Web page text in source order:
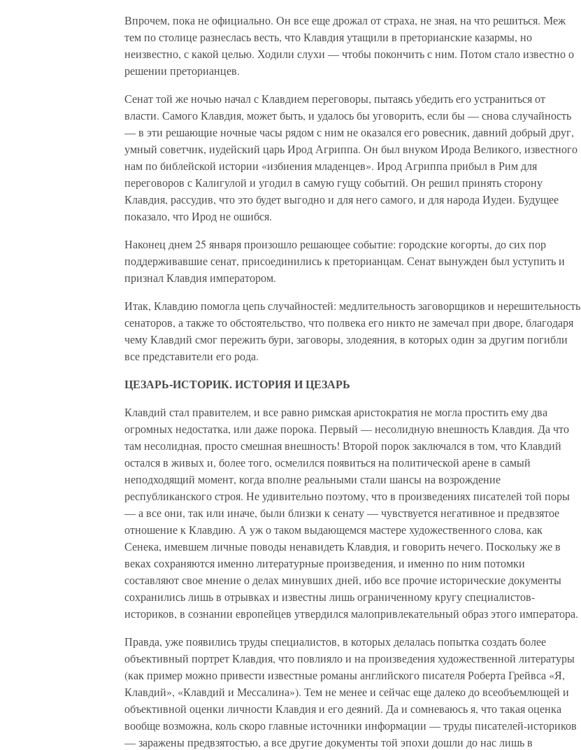
Впрочем, пока не официально. Он все еще дрожал от страха, не зная, на что решиться. Меж
тем по столице разнеслась весть, что Клавдия утащили в преторианские казармы, но
неизвестно, с какой целью. Ходили слухи — чтобы покончить с ним. Потом стало известно о
решении преторианцев.
Сенат той же ночью начал с Клавдием переговоры, пытаясь убедить его устраниться от
власти. Самого Клавдия, может быть, и удалось бы уговорить, если бы — снова случайность
— в эти решающие ночные часы рядом с ним не оказался его ровесник, давний добрый друг,
умный советчик, иудейский царь Ирод Агриппа. Он был внуком Ирода Великого, известного
нам по библейской истории «избиения младенцев». Ирод Агриппа прибыл в Рим для
переговоров с Калигулой и угодил в самую гущу событий. Он решил принять сторону
Клавдия, рассудив, что это будет выгодно и для него самого, и для народа Иудеи. Будущее
показало, что Ирод не ошибся.
Наконец днем 25 января произошло решающее событие: городские когорты, до сих пор
поддерживавшие сенат, присоединились к преторианцам. Сенат вынужден был уступить и
признал Клавдия императором.
Итак, Клавдию помогла цепь случайностей: медлительность заговорщиков и нерешительность
сенаторов, а также то обстоятельство, что полвека его никто не замечал при дворе, благодаря
чему Клавдий смог пережить бури, заговоры, злодеяния, в которых один за другим погибли
все представители его рода.
ЦЕЗАРЬ-ИСТОРИК. ИСТОРИЯ И ЦЕЗАРЬ
Клавдий стал правителем, и все равно римская аристократия не могла простить ему два
огромных недостатка, или даже порока. Первый — несолидную внешность Клавдия. Да что
там несолидная, просто смешная внешность! Второй порок заключался в том, что Клавдий
остался в живых и, более того, осмелился появиться на политической арене в самый
неподходящий момент, когда вполне реальными стали шансы на возрождение
республиканского строя. Не удивительно поэтому, что в произведениях писателей той поры
— а все они, так или иначе, были близки к сенату — чувствуется негативное и предвзятое
отношение к Клавдию. А уж о таком выдающемся мастере художественного слова, как
Сенека, имевшем личные поводы ненавидеть Клавдия, и говорить нечего. Поскольку же в
веках сохраняются именно литературные произведения, и именно по ним потомки
составляют свое мнение о делах минувших дней, ибо все прочие исторические документы
сохранились лишь в отрывках и известны лишь ограниченному кругу специалистов-
историков, в сознании европейцев утвердился малопривлекательный образ этого императора.
Правда, уже появились труды специалистов, в которых делалась попытка создать более
объективный портрет Клавдия, что повлияло и на произведения художественной литературы
(как пример можно привести известные романы английского писателя Роберта Грейвса «Я,
Клавдий», «Клавдий и Мессалина»). Тем не менее и сейчас еще далеко до всеобъемлющей и
объективной оценки личности Клавдия и его деяний. Да и сомневаюсь я, что такая оценка
вообще возможна, коль скоро главные источники информации — труды писателей-историков
— заражены предвзятостью, а все другие документы той эпохи дошли до нас лишь в